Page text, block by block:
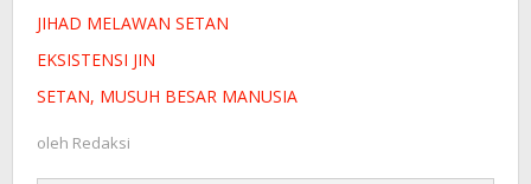
JIHAD MELAWAN SETAN
EKSISTENSI JIN
SETAN, MUSUH BESAR MANUSIA
oleh Redaksi